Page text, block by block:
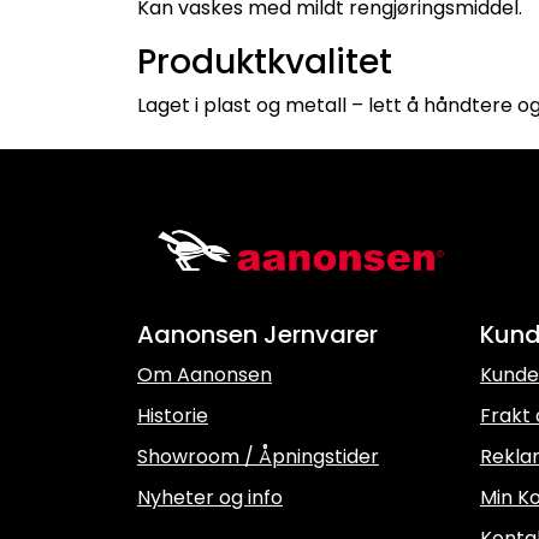
Kan vaskes med mildt rengjøringsmiddel.
Produktkvalitet
Laget i plast og metall – lett å håndtere
Aanonsen Jernvarer
Om Aanonsen
Historie
Showroom / Åpningstider
Nyheter og info
Frakt
Min